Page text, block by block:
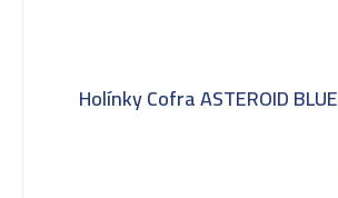
Holínky Cofra ASTEROID